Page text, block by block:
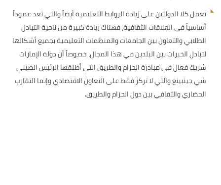
تعمل كلا الدولتين على زيادة الروابط التعليمية أيضاً والتي تعد عموداً
أساسياً في العلاقات الثقافية، فهناك زيادة كبيرة من ناحية التبادل
الطلابي والتعاون بين الجامعات والمنظمات التعليمية بجميع أشكالها
لتبادل الخبرات بين البلدين في هذا المجال، خصوصاً أن دولة الإمارات
شريك فعال في مبادرة الحزام والطريق التي أطلقها الرئيس الصيني
شي جينبينغ والتي لا تركز فقط على التعاون الاقتصادي وإنما التقارب
الحضاري والثقافي بين دول الحزام والطريق.